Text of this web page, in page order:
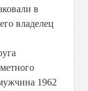
в
владелец
1962